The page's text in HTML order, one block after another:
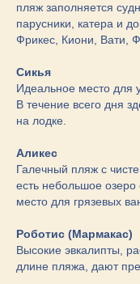
пляж заполняется
парусники, катера и
Фрикес, Киони, Вати,
Сикья
Идеальное место для
В течение всего дня
на лодке.
Аликес
Галечный пляж с
есть небольшое
место для грязевых
Роботис (Мармакас)
Высокие эвкалипты,
длине пляжа, дают